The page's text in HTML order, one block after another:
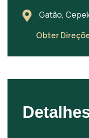
Gatão,
Obter